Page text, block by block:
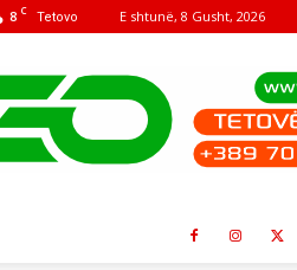
8 C Tetovo E shtunë, 8 Gusht, 2026